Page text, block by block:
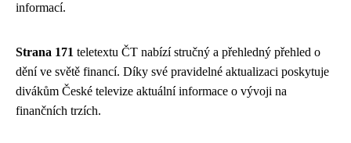
informací.
Strana 171 teletextu ČT nabízí stručný a přehledný přehled o
dění ve světě financí. Díky své pravidelné aktualizaci poskytuje
divákům České televize aktuální informace o vývoji na
finančních trzích.